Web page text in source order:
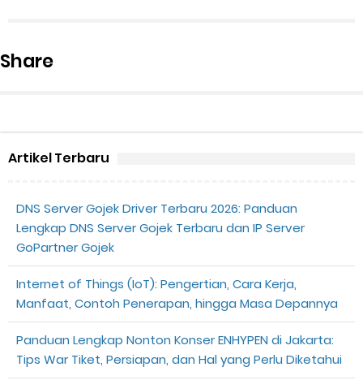
Share
Artikel Terbaru
DNS Server Gojek Driver Terbaru 2026: Panduan
Lengkap DNS Server Gojek Terbaru dan IP Server
GoPartner Gojek
Internet of Things (IoT): Pengertian, Cara Kerja,
Manfaat, Contoh Penerapan, hingga Masa Depannya
Panduan Lengkap Nonton Konser ENHYPEN di Jakarta:
Tips War Tiket, Persiapan, dan Hal yang Perlu Diketahui